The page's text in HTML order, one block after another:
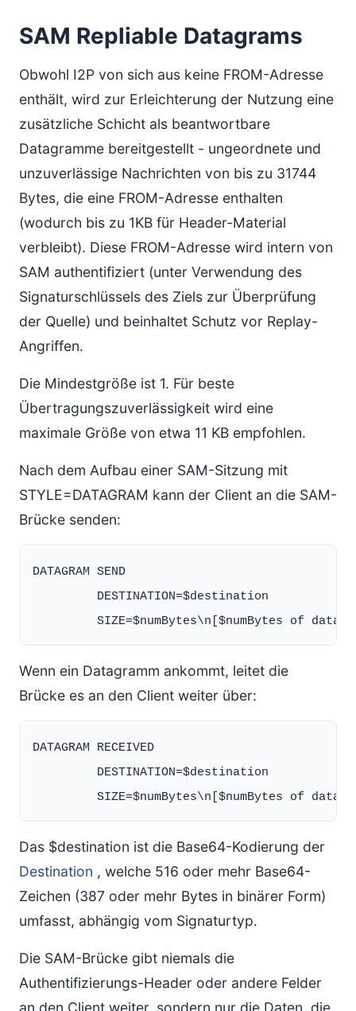
SAM Repliable Datagrams
Obwohl I2P von sich aus keine FROM-Adresse
enthält, wird zur Erleichterung der Nutzung eine
zusätzliche Schicht als beantwortbare
Datagramme bereitgestellt - ungeordnete und
unzuverlässige Nachrichten von bis zu 31744
Bytes, die eine FROM-Adresse enthalten
(wodurch bis zu 1KB für Header-Material
verbleibt). Diese FROM-Adresse wird intern von
SAM authentifiziert (unter Verwendung des
Signaturschlüssels des Ziels zur Überprüfung
der Quelle) und beinhaltet Schutz vor Replay-
Angriffen.
Die Mindestgröße ist 1. Für beste
Übertragungszuverlässigkeit wird eine
maximale Größe von etwa 11 KB empfohlen.
Nach dem Aufbau einer SAM-Sitzung mit
STYLE=DATAGRAM kann der Client an die SAM-
Brücke senden:
DATAGRAM SEND
         DESTINATION=$destination
Wenn ein Datagramm ankommt, leitet die
Brücke es an den Client weiter über:
DATAGRAM RECEIVED
         DESTINATION=$destination
Das $destination ist die Base64-Kodierung der
Destination , welche 516 oder mehr Base64-
Zeichen (387 oder mehr Bytes in binärer Form)
umfasst, abhängig vom Signaturtyp.
Die SAM-Brücke gibt niemals die
Authentifizierungs-Header oder andere Felder
an den Client weiter, sondern nur die Daten, die